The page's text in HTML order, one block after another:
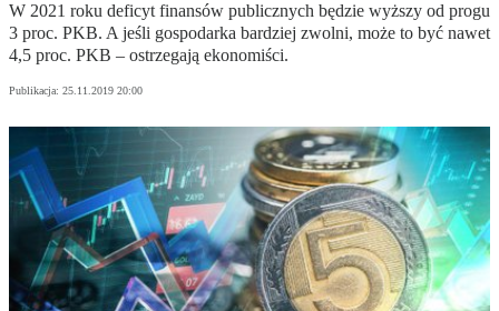
W 2021 roku deficyt finansów publicznych będzie wyższy od progu
3 proc. PKB. A jeśli gospodarka bardziej zwolni, może to być nawet
4,5 proc. PKB – ostrzegają ekonomiści.
Publikacja: 25.11.2019 20:00